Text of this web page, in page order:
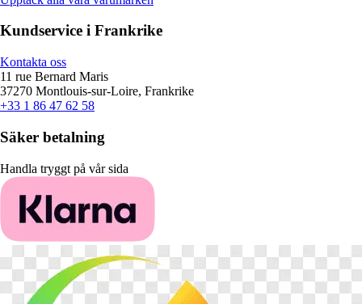
Kundservice i Frankrike
Kontakta oss
11 rue Bernard Maris
37270 Montlouis-sur-Loire, Frankrike
+33 1 86 47 62 58
Säker betalning
Handla tryggt på vår sida